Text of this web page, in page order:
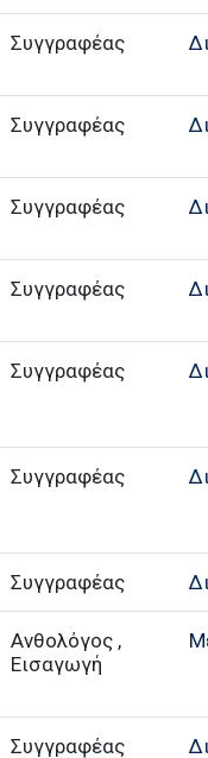
Συγγραφέας
Συγγραφέας
Συγγραφέας
Συγγραφέας
Συγγραφέας
Συγγραφέας
Συγγραφέας
Ανθολόγος ,
Εισαγωγή
Συγγραφέας